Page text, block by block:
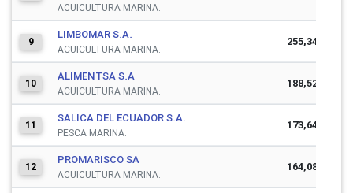
ACUICULTURA MARINA.
9
LIMBOMAR S.A.
ACUICULTURA MARINA.
255,345,786
10
ALIMENTSA S.A
ACUICULTURA MARINA.
188,522,964
11
SALICA DEL ECUADOR S.A.
PESCA MARINA.
173,649,464
12
PROMARISCO SA
ACUICULTURA MARINA.
164,083,846